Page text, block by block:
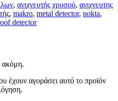
, ανιχνευτής χρυσού, ανιχνευτης
, makro, metal detector, nokta,
detector
ακόμη.
έχουν αγοράσει αυτό το προϊόν